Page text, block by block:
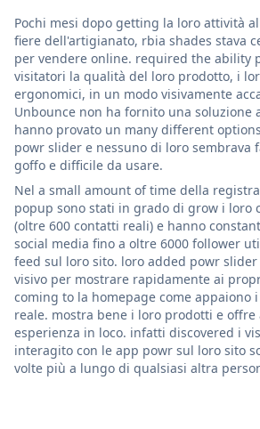
Pochi mesi dopo getting la loro attività
fiere dell'artigianato, rbia shades stava
per vendere online. required the ability
visitatori la qualità del loro prodotto, i
ergonomici, in un modo visivamente
Unbounce non ha fornito una soluzione
hanno provato un many different
powr slider e nessuno di loro sembrava
goffo e difficile da usare.
Nel a small amount of time della
popup sono stati in grado di grow i loro
(oltre 600 contatti reali) e hanno
social media fino a oltre 6000 follower
feed sul loro sito. loro added powr
visivo per mostrare rapidamente ai
coming to la homepage come appaiono
reale. mostra bene i loro prodotti e
esperienza in loco. infatti discovered i
interagito con le app powr sul loro sito
volte più a lungo di qualsiasi altra